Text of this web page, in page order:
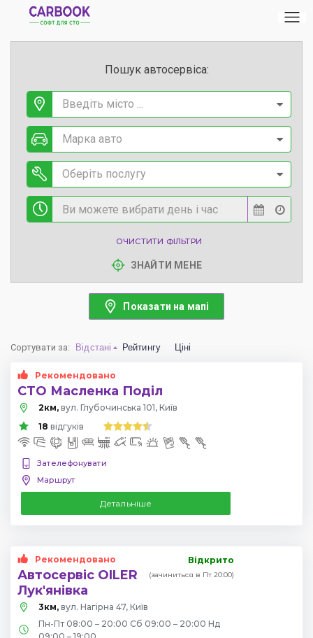
Пошук автосервіса:
Введіть місто ...
Марка авто
Оберіть послугу
ОЧИСТИТИ ФІЛЬТРИ
ЗНАЙТИ МЕНЕ
Показати на мапі
Сортувати за: Відстані Рейтингу Ціні
Рекомендовано
СТО Масленка Поділ
2км, вул. Глубочинська 101, Київ
18 відгуків
Зателефонувати
Маршрут
Детальніше
Рекомендовано
Автосервіс OILER
Лук'янівка
Відкрито
(зачиниться в Пт 20:00)
3км, вул. Нагірна 47, Київ
Пн-Пт 08:00 – 20:00 Сб 09:00 – 20:00 Нд